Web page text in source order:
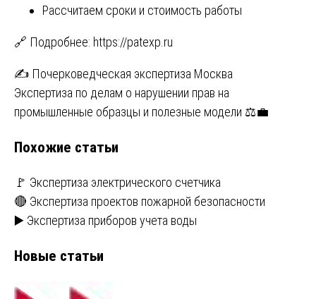
Рассчитаем сроки и стоимость работы
🔗 Подробнее: https://patexp.ru
Навигация
по
✍️ Почерковедческая экспертиза Москва
Экспертиза по делам о нарушении прав на
промышленные образцы и полезные модели ⚖️💼
Похожие статьи
🚩 Экспертиза электрического счетчика
🔴 Экспертиза проектов пожарной безопасности
▶️ Экспертиза приборов учета воды
Новые статьи